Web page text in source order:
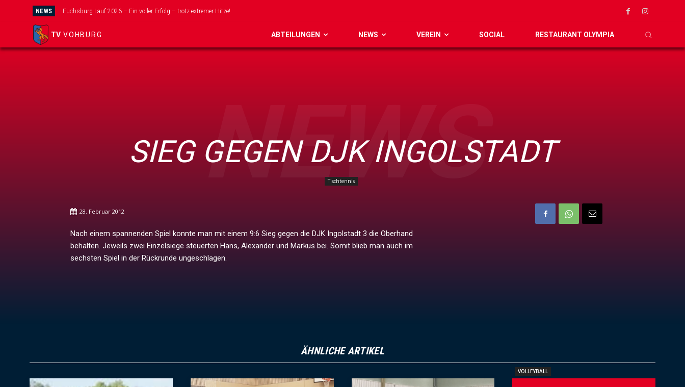
NEWS Fuchsburg Lauf 2026 – Ein voller Erfolg – trotz extremer Hitze!
Wir suchen dich für unser neues Mini-Kicker Team!
TV VOHBURG ABTEILUNGEN NEWS VEREIN SOCIAL RESTAURANT OLYMPIA
NEWS
SIEG GEGEN DJK INGOLSTADT
Tischtennis
28. Februar 2012
Nach einem spannenden Spiel konnte man mit einem 9:6 Sieg gegen die DJK Ingolstadt 3 die Oberhand
behalten. Jeweils zwei Einzelsiege steuerten Hans, Alexander und Markus bei. Somit blieb man auch im
sechsten Spiel in der Rückrunde ungeschlagen.
ÄHNLICHE ARTIKEL
VOLLEYBALL